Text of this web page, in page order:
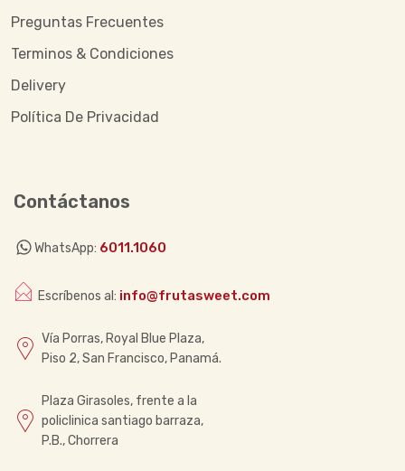
Preguntas Frecuentes
Terminos & Condiciones
Delivery
Política De Privacidad
Contáctanos
WhatsApp: 6011.1060
Escríbenos al: info@frutasweet.com
Vía Porras, Royal Blue Plaza,
Piso 2, San Francisco, Panamá.
Plaza Girasoles, frente a la
policlinica santiago barraza,
P.B., Chorrera